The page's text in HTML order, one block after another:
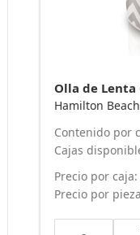
Hamilton Beach
Contenido por
Cajas
Precio por caja:
Precio por